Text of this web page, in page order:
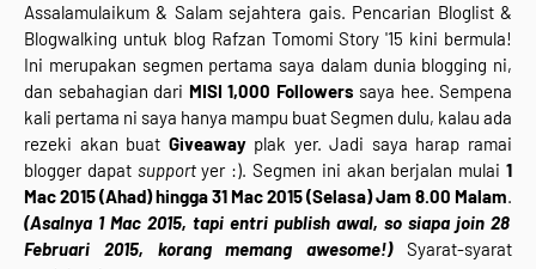
Assalamulaikum & Salam sejahtera gais. Pencarian Bloglist &
Blogwalking untuk blog Rafzan Tomomi Story '15 kini bermula!
Ini merupakan segmen pertama saya dalam dunia blogging ni,
dan sebahagian dari MISI 1,000 Followers saya hee. Sempena
kali pertama ni saya hanya mampu buat Segmen dulu, kalau ada
rezeki akan buat Giveawayplak yer. Jadi saya harap ramai
blogger dapat supportyer :). Segmen ini akan berjalan mulai1
Mac 2015 (Ahad) hingga 31 Mac 2015 (Selasa) Jam 8.00 Malam.
(Asalnya 1 Mac 2015, tapi entri publish awal, so siapa join 28
Februari 2015, korang memang awesome!)Syarat-syarat